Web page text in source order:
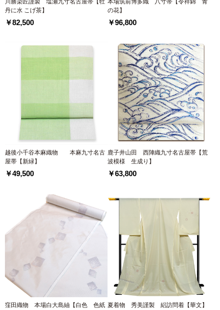
川勝染匠謹製 塩瀬九寸名古屋帯【牡
丹に水 こげ茶】
￥82,500
本場筑前博多織 八寸帯【令祥錦 青
の花】
￥96,800
越後小千谷本麻織物 本麻九寸名古
屋帯【新緑】
￥49,500
鹿子井山田 西陣織九寸名古屋帯【荒
波模様 生成り】
￥63,800
窪田織物 本場白大島紬【白色 色紙 夏着物 秀美謹製 絽訪問着【華文】